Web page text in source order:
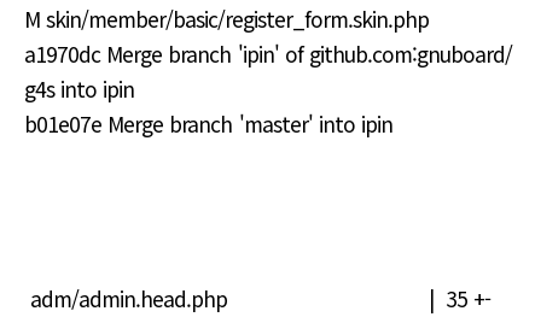
M skin/member/basic/register_form.skin.php
a1970dc Merge branch 'ipin' of github.com:gnuboard/
g4s into ipin
b01e07e Merge branch 'master' into ipin
adm/admin.head.php | 35 +-